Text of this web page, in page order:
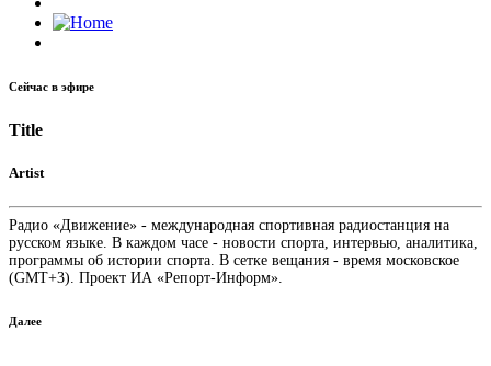
Сейчас в эфире
Title
Artist
Радио «Движение» - международная спортивная радиостанция на
русском языке. В каждом часе - новости спорта, интервью, аналитика,
программы об истории спорта. В сетке вещания - время московское
(GMT+3). Проект ИА «Репорт-Информ».
Далее